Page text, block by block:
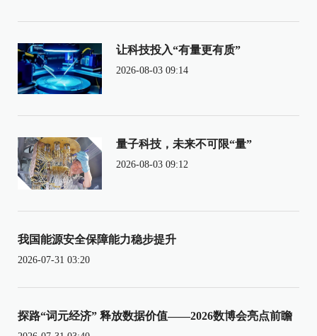
让科技投入“有量更有质”
2026-08-03 09:14
量子科技，未来不可限“量”
2026-08-03 09:12
我国能源安全保障能力稳步提升
2026-07-31 03:20
探路“词元经济” 释放数据价值——2026数博会亮点前瞻